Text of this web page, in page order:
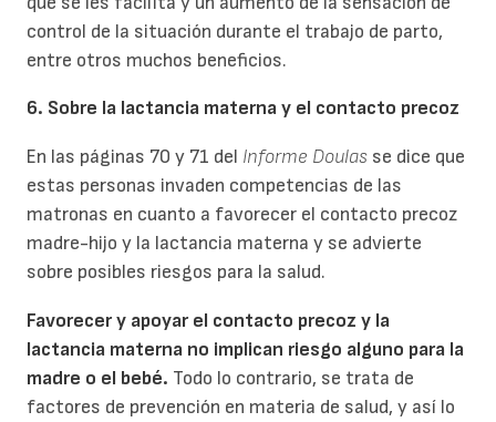
control de la situación durante el trabajo de parto,
entre otros muchos beneficios.
6. Sobre la lactancia materna y el contacto precoz
En las páginas 70 y 71 del Informe Doulas se dice que
estas personas invaden competencias de las
matronas en cuanto a favorecer el contacto precoz
madre-hijo y la lactancia materna y se advierte
sobre posibles riesgos para la salud.
Favorecer y apoyar el contacto precoz y la
lactancia materna no implican riesgo alguno para la
madre o el bebé. Todo lo contrario, se trata de
factores de prevención en materia de salud, y así lo